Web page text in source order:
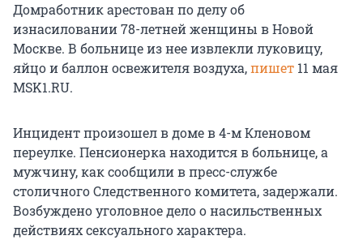
Домработник арестован по делу об
изнасиловании 78-летней женщины в Новой
Москве. В больнице из нее извлекли луковицу,
яйцо и баллон освежителя воздуха,пишет 11 мая
MSK1.RU.
Инцидент произошел в доме в 4-м Кленовом
переулке. Пенсионерка находится в больнице, а
мужчину, как сообщили в пресс-службе
столичного Следственного комитета, задержали.
Возбуждено уголовное дело о насильственных
действиях сексуального характера.